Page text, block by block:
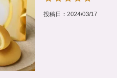
投稿日 2024/03/17